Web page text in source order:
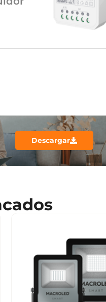
Descargar